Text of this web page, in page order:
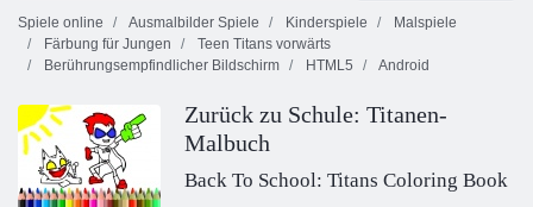
Spiele online
Ausmalbilder Spiele Kinderspiele
Malspiele
Färbung für Jungen
Teen Titans vorwärts
Berührungsempfindlicher Bildschirm
HTML5 Android
Zurück zu Schule: Titanen-
Malbuch
Back To School: Titans Coloring Book